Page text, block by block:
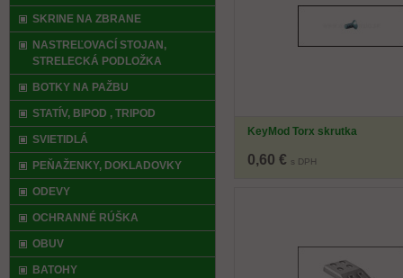
KeyMod Torx skrutka
0,60 € s DPH
SKRINE NA ZBRANE
NASTREĽOVACÍ STOJAN,
STRELECKÁ PODLOŽKA
BOTKY NA PAŽBU
STATÍV, BIPOD , TRIPOD
SVIETIDLÁ
PEŇAŽENKY, DOKLADOVKY
ODEVY
OCHRANNÉ RÚŠKA
OBUV
BATOHY